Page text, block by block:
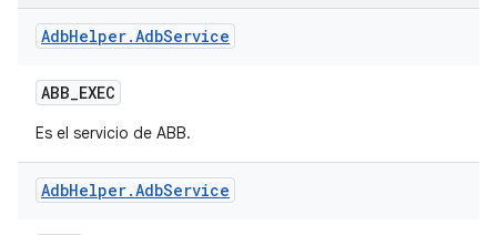
AdbHelper.AdbService
ABB_EXEC
Es el servicio de ABB.
AdbHelper.AdbService